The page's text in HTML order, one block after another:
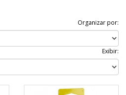
Organizar por:
Exibir: